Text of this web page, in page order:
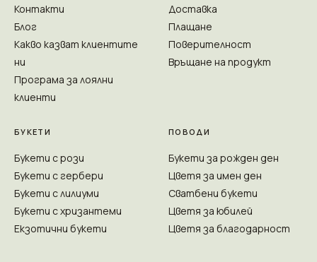
Контакти
Блог
Какво казват клиентите
ни
Програма за лоялни
клиенти
Доставка
Плащане
Поверителност
Връщане на продукт
БУКЕТИ
Букети с рози
Букети с гербери
Букети с лилиуми
Букети с хризантеми
Екзотични букети
ПОВОДИ
Букети за рожден ден
Цветя за имен ден
Сватбени букети
Цветя за юбилей
Цветя за благодарност